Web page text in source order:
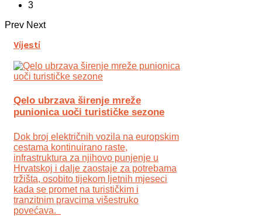
3
Prev Next
Vijesti
Qelo ubrzava širenje mreže
punionica uoči turističke sezone
Dok broj električnih vozila na europskim
cestama kontinuirano raste,
infrastruktura za njihovo punjenje u
Hrvatskoj i dalje zaostaje za potrebama
tržišta, osobito tijekom ljetnih mjeseci
kada se promet na turističkim i
tranzitnim pravcima višestruko
povećava.